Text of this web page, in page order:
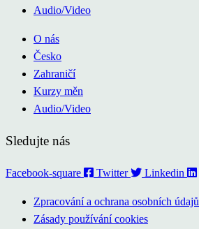
Audio/Video
O nás
Česko
Zahraničí
Kurzy měn
Audio/Video
Sledujte nás
Facebook-square Twitter Linkedin
Zpracování a ochrana osobních údajů
Zásady používání cookies